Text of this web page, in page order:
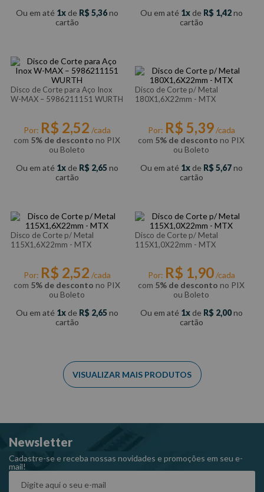
Ou em até 1 de R$ 5,36no
cartão
Ou em até 1 de R$ 1,42no
cartão
Disco de Corte para Aço Inox
W-MAX – 5986211151 WURTH
Por: R$ 2,52 /cada
com 5% de desconto no PIX
ou Boleto
Ou em até 1 de R$ 2,65no
cartão
Disco de Corte p/ Metal
180X1,6X22mm - MTX
Por: R$ 5,39/cada
com 5% de desconto no PIX
ou Boleto
Ou em até 1 de R$ 5,67no
cartão
Disco de Corte p/ Metal
115X1,6X22mm - MTX
Por: R$ 2,52 /cada
com 5% de desconto no PIX
ou Boleto
Ou em até 1 de R$ 2,65no
cartão
Disco de Corte p/ Metal
115X1,0X22mm - MTX
Por: R$ 1,90/cada
com 5% de desconto no PIX
ou Boleto
Ou em até 1 de R$ 2,00no
cartão
Newsletter
Cadastre-se e receba nossas novidades e promoções em seu e-
mail!